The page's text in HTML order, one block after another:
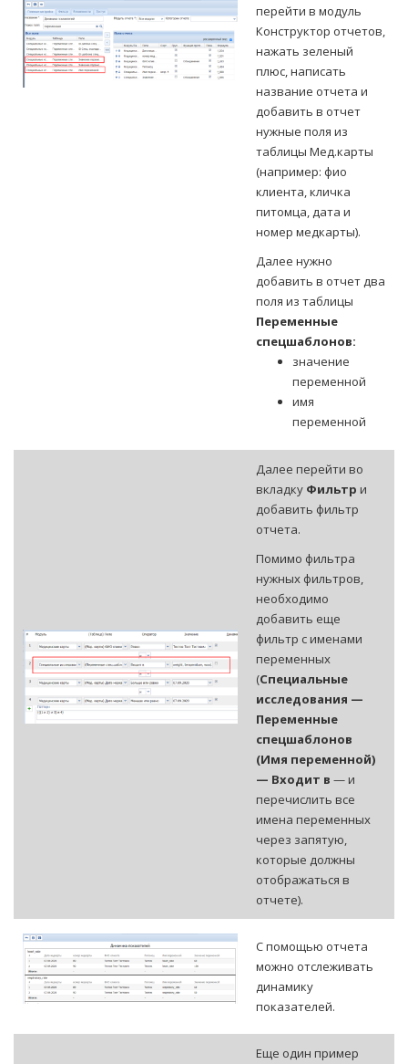
перейти в модуль
Конструктор отчетов,
нажать зеленый
плюс, написать
название отчета и
добавить в отчет
нужные поля из
таблицы Мед.карты
(например: фио
клиента, кличка
питомца, дата и
номер медкарты).
Далее нужно
добавить в отчет два
поля из таблицы
Переменные
спецшаблонов:
значение
переменной
имя
переменной
Далее перейти во
вкладку Фильтр и
добавить фильтр
отчета.
Помимо фильтра
нужных фильтров,
необходимо
добавить еще
фильтр с именами
переменных
(Специальные
исследования —
Переменные
спецшаблонов
(Имя переменной)
— Входит в — и
перечислить все
имена переменных
через запятую,
которые должны
отображаться в
отчете).
С помощью отчета
можно отслеживать
динамику
показателей.
Еще один пример